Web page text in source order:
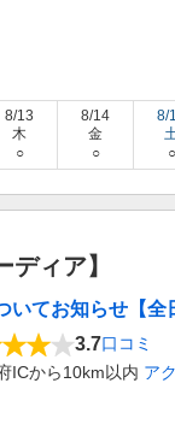
8/13
木
○
8/14
金
○
8/
○
ィア】
いてお知らせ【
3.7口コミ
ICから10km以内 ア